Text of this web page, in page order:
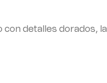
con detalles dorados, la